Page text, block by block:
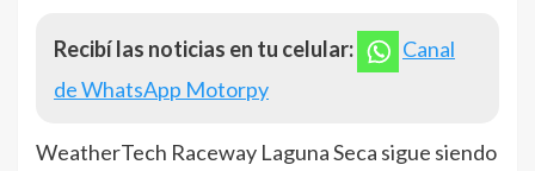
Recibí las noticias en tu celular:
Canal
de WhatsApp Motorpy
WeatherTech Raceway Laguna Seca sigue siendo